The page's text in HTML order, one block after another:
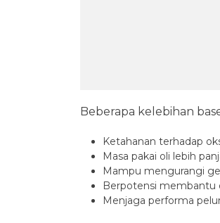
Beberapa kelebihan
Ketahanan terhadap
Masa pakai oli lebih
Mampu mengurangi
Berpotensi membantu
Menjaga performa